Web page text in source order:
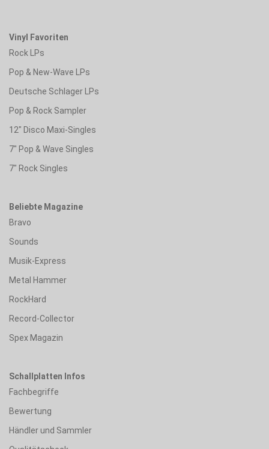
Vinyl Favoriten
Rock LPs
Pop & New-Wave LPs
Deutsche Schlager LPs
Pop & Rock Sampler
12" Disco Maxi-Singles
7" Pop & Wave Singles
7" Rock Singles
Beliebte Magazine
Bravo
Sounds
Musik-Express
Metal Hammer
RockHard
Record-Collector
Spex Magazin
Schallplatten Infos
Fachbegriffe
Bewertung
Händler und Sammler